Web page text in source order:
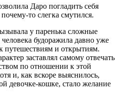
Даро погладить себя
то слегка смутился.
у паренька сложные
будоражила давно уже
и открытиям.
заставлял самому отвечать
по отношении к этой
и, как вскоре выяснилось,
девочке-кошке, стало желание